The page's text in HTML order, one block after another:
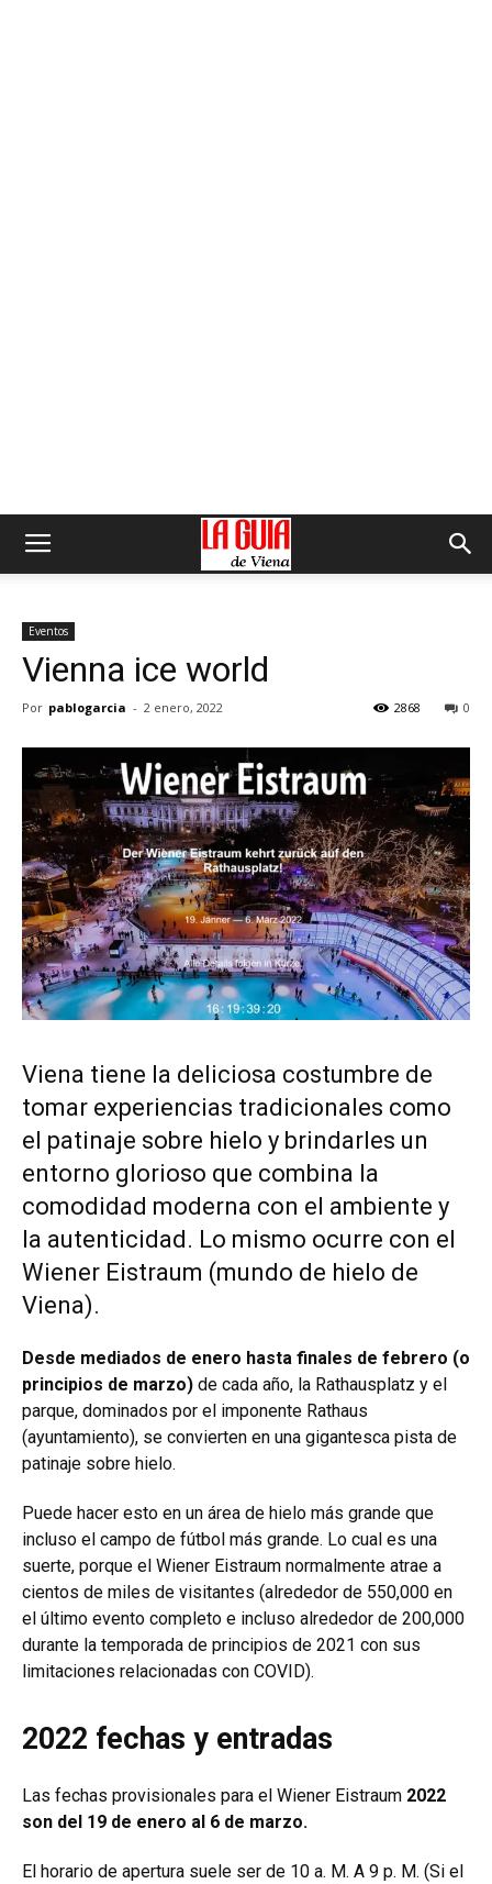
Eventos
Vienna ice world
Por pablogarcia - 2 enero, 2022 0
2868
Viena tiene la deliciosa costumbre de
tomar experiencias tradicionales como
el patinaje sobre hielo y brindarles un
entorno glorioso que combina la
comodidad moderna con el ambiente y
la autenticidad. Lo mismo ocurre con el
Wiener Eistraum (mundo de hielo de
Viena).
Desde mediados de enero hasta finales de febrero (o
principios de marzo) de cada año, la Rathausplatz y el
parque, dominados por el imponente Rathaus
(ayuntamiento), se convierten en una gigantesca pista de
patinaje sobre hielo.
Puede hacer esto en un área de hielo más grande que
incluso el campo de fútbol más grande. Lo cual es una
suerte, porque el Wiener Eistraum normalmente atrae a
cientos de miles de visitantes (alrededor de 550,000 en
el último evento completo e incluso alrededor de 200,000
durante la temporada de principios de 2021 con sus
limitaciones relacionadas con COVID).
2022 fechas y entradas
Las fechas provisionales para el Wiener Eistraum 2022
son del 19 de enero al 6 de marzo.
El horario de apertura suele ser de 10 a. M. A 9 p. M. (Si el